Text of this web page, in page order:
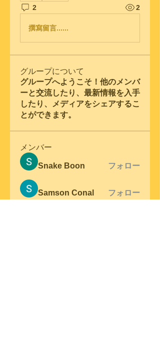
2 2
撰寫留言......
グループについて
グループへようこそ！他のメンバ
ーと交流したり、最新情報を入手
したり、メディアをシェアするこ
とができます。
メンバー
Snake Boon フォロー
Samson Conal フォロー